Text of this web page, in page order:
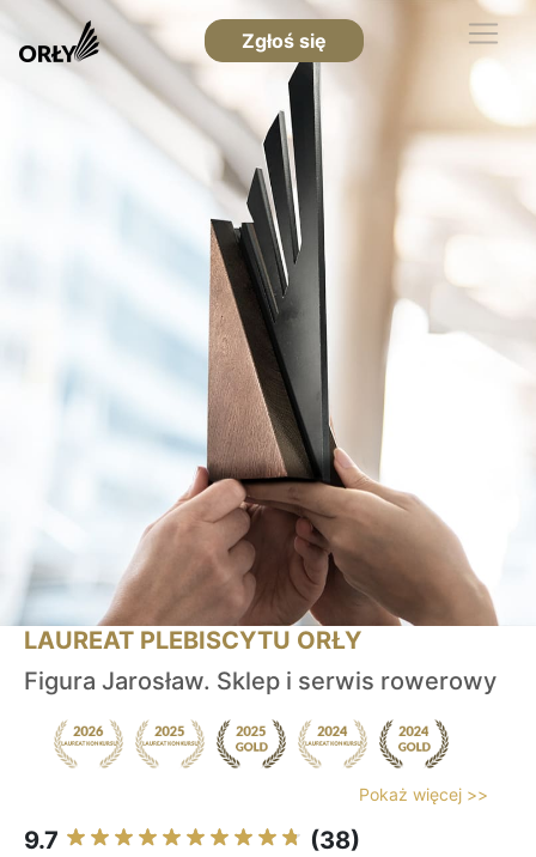
Zgłoś się
LAUREAT PLEBISCYTU ORŁY
Figura Jarosław. Sklep i serwis rowerowy
Pokaż więcej >>
9.7 (38)